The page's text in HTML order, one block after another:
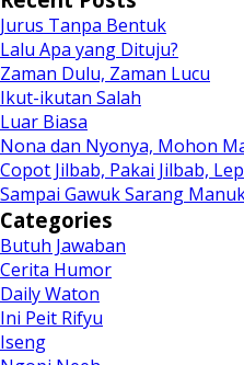
Jurus Tanpa Bentuk
Lalu Apa yang Dituju?
Zaman Dulu, Zaman Lucu
Ikut-ikutan Salah
Luar Biasa
Nona dan Nyonya, Mohon
Copot Jilbab, Pakai Jilbab,
Sampai Gawuk Sarang
Categories
Butuh Jawaban
Cerita Humor
Daily Waton
Ini Peit Rifyu
Iseng